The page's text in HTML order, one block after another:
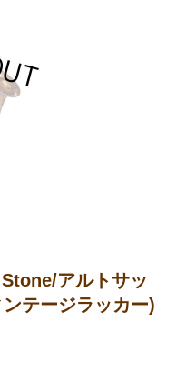
アルトサッ
テージラッカー)